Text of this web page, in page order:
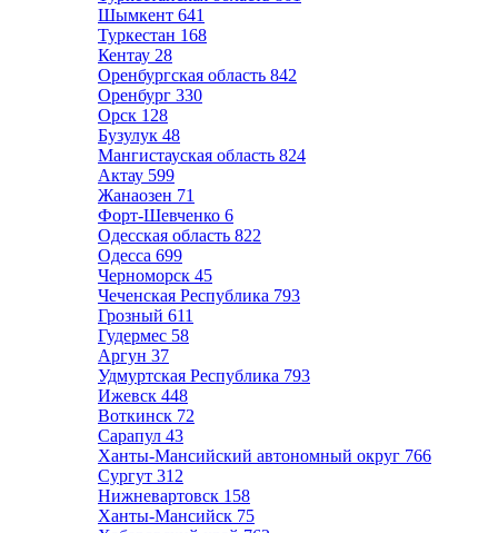
Шымкент 641
Туркестан 168
Кентау 28
Оренбургская область 842
Оренбург 330
Орск 128
Бузулук 48
Мангистауская область 824
Актау 599
Жанаозен 71
Форт-Шевченко 6
Одесская область 822
Одесса 699
Черноморск 45
Чеченская Республика 793
Грозный 611
Гудермес 58
Аргун 37
Удмуртская Республика 793
Ижевск 448
Воткинск 72
Сарапул 43
Ханты-Мансийский автономный округ 766
Сургут 312
Нижневартовск 158
Ханты-Мансийск 75